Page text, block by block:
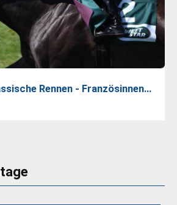
Rennen - Französinnen…